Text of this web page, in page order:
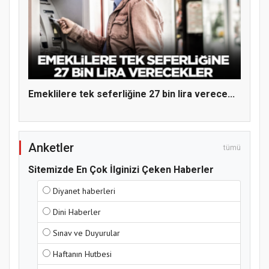
MÜFTÜ ABULSELAM ÖZDERE’YE ZİYARET
Hz. Peygamber ve Gençlik Konferansı
Emeklilere tek seferliğine 27 bin lira verece...
Anketler tümü
Sitemizde En Çok İlginizi Çeken Haberler
Diyanet haberleri
Dini Haberler
Sınav ve Duyurular
Haftanın Hutbesi